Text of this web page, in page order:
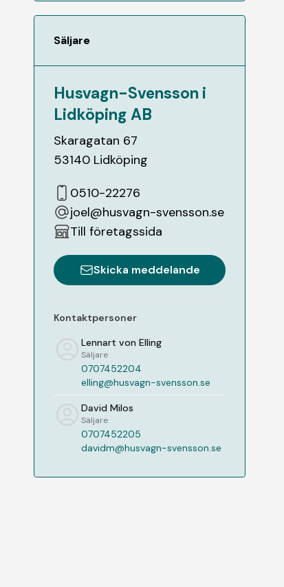
Säljare
Husvagn-Svensson i
Lidköping AB
Skaragatan 67
53140 Lidköping
0510-22276
joel@husvagn-svensson.se
Till företagssida
Skicka meddelande
Kontaktpersoner
Lennart von Elling
Säljare
0707452204
elling@husvagn-svensson.se
David Milos
Säljare
0707452205
davidm@husvagn-svensson.se